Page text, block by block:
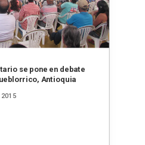
se pone en debate
Antioquia
2015